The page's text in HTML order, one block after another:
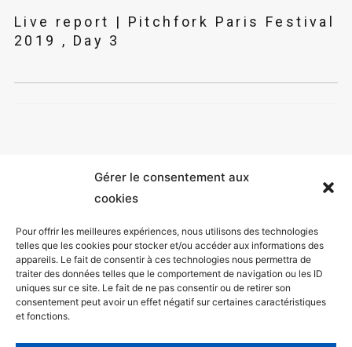
Gérer le consentement aux
cookies
Pour offrir les meilleures expériences, nous utilisons des technologies
telles que les cookies pour stocker et/ou accéder aux informations des
appareils. Le fait de consentir à ces technologies nous permettra de
traiter des données telles que le comportement de navigation ou les ID
uniques sur ce site. Le fait de ne pas consentir ou de retirer son
consentement peut avoir un effet négatif sur certaines caractéristiques
et fonctions.
Live report | Pitchfork Paris Festival
2019 , Day 3
Mentions légales
Politique de confidentialité